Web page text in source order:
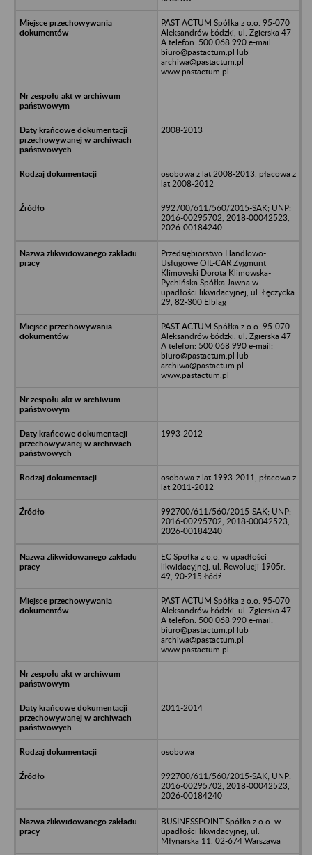
PAST ACTUM Spółka z o.o. 95-070
Aleksandrów Łódzki, ul. Zgierska 47
A telefon: 500 068 990 e-mail:
biuro@pastactum.pl lub
archiwa@pastactum.pl
www.pastactum.pl
2008-2013
osobowa z lat 2008-2013, płacowa z
lat 2008-2012
992700/611/560/2015-SAK; UNP:
2016-00295702, 2018-00042523,
2026-00184240
Przedsiębiorstwo Handlowo-
Usługowe OIL-CAR Zygmunt
Klimowski Dorota Klimowska-
Pychińska Spółka Jawna w
upadłości likwidacyjnej, ul. Łęczycka
29, 82-300 Elbląg
PAST ACTUM Spółka z o.o. 95-070
Aleksandrów Łódzki, ul. Zgierska 47
A telefon: 500 068 990 e-mail:
biuro@pastactum.pl lub
archiwa@pastactum.pl
www.pastactum.pl
1993-2012
osobowa z lat 1993-2011, płacowa z
lat 2011-2012
992700/611/560/2015-SAK; UNP:
2016-00295702, 2018-00042523,
2026-00184240
EC Spółka z o.o. w upadłości
likwidacyjnej, ul. Rewolucji 1905r.
49, 90-215 Łódź
PAST ACTUM Spółka z o.o. 95-070
Aleksandrów Łódzki, ul. Zgierska 47
A telefon: 500 068 990 e-mail:
biuro@pastactum.pl lub
archiwa@pastactum.pl
www.pastactum.pl
2011-2014
osobowa
992700/611/560/2015-SAK; UNP:
2016-00295702, 2018-00042523,
2026-00184240
BUSINESSPOINT Spółka z o.o. w
upadłości likwidacyjnej, ul.
Młynarska 11, 02-674 Warszawa